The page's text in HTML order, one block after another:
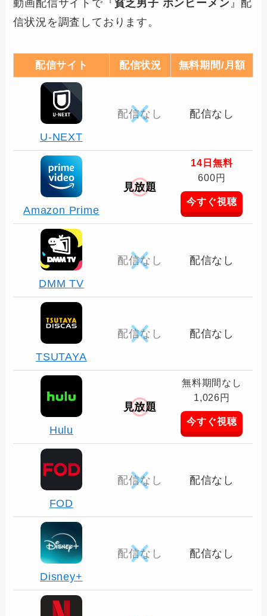
動画配信サイトで『 貧乏男子 ボンビーメン 』配
信状況を調査しております。
配信サイト 配信状況 無料期間/月額
U-NEXT
配信なし 配信なし
Amazon Prime
見放題
14日無料
600円
今すぐ視聴
DMM TV
配信なし 配信なし
TSUTAYA
配信なし 配信なし
Hulu
見放題
無料期間なし
1,026円
今すぐ視聴
FOD
配信なし 配信なし
Disney+
配信なし 配信なし